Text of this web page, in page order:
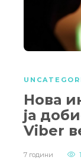
Нова
ја
Viber
7 години